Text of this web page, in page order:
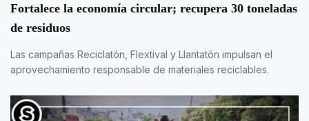
Fortalece la economía circular; recupera 30 toneladas
de residuos
Las campañas Reciclatón, Flextival y Llantatón impulsan el
aprovechamiento responsable de materiales reciclables.